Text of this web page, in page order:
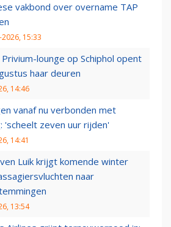
vakbond over overname TAP
15:33
lounge op Schiphol opent
haar deuren
14:46
vanaf nu verbonden met
'scheelt zeven uur rijden'
14:41
Luik krijgt komende winter
naar
13:54